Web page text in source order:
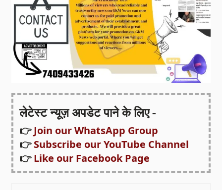
लेटेस्ट न्यूज़ अपडेट पाने के लिए -
👉Join our WhatsApp Group
👉Subscribe our YouTube Channel
👉Like our Facebook Page